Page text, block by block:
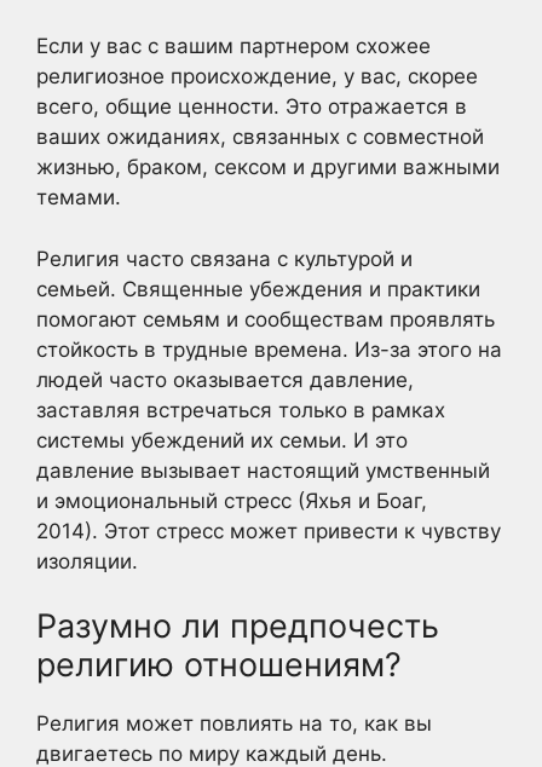
Если у вас с вашим партнером схожее
религиозное происхождение, у вас, скорее
всего, общие ценности. Это отражается в
ваших ожиданиях, связанных с совместной
жизнью, браком, сексом и другими важными
темами.
Религия часто связана с культурой и
семьей. Священные убеждения и практики
помогают семьям и сообществам проявлять
стойкость в трудные времена. Из-за этого на
людей часто оказывается давление,
заставляя встречаться только в рамках
системы убеждений их семьи. И это
давление вызывает настоящий умственный
и эмоциональный стресс (Яхья и Боаг,
2014). Этот стресс может привести к чувству
изоляции.
Разумно ли предпочесть
религию отношениям?
Религия может повлиять на то, как вы
двигаетесь по миру каждый день.